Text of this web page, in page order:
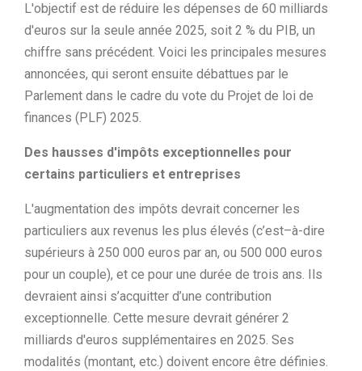
L'objectif est de réduire les dépenses de 60 milliards
d'euros sur la seule année 2025, soit 2 % du PIB, un
chiffre sans précédent. Voici les principales mesures
annoncées, qui seront ensuite débattues par le
Parlement dans le cadre du vote du Projet de loi de
finances (PLF) 2025.
Des hausses d'impôts exceptionnelles pour
certains particuliers et entreprises
L'augmentation des impôts devrait concerner les
particuliers aux revenus les plus élevés (c’est–à-dire
supérieurs à 250 000 euros par an, ou 500 000 euros
pour un couple), et ce pour une durée de trois ans. Ils
devraient ainsi s’acquitter d’une contribution
exceptionnelle. Cette mesure devrait générer 2
milliards d'euros supplémentaires en 2025. Ses
modalités (montant, etc.) doivent encore être définies.